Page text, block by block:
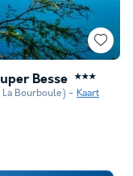
Besse ★★★
La Bourboule)
Kaart